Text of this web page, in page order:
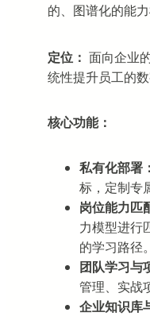
的、图谱化的能力
定位： 面向企业
统性提升员工的
核心功能：
私有化部署：
标，定制专
岗位能力匹
力模型进行
的学习路径。
团队学习与
管理、实战
企业知识库